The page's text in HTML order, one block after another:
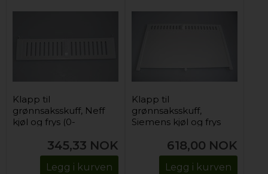
Klapp til
grønnsaksskuff, Neff
kjøl og frys (0-
345,33 NOK
Legg i kurven
Klapp til
grønnsaksskuff,
Siemens kjøl og frys
618,00 NOK
Legg i kurven